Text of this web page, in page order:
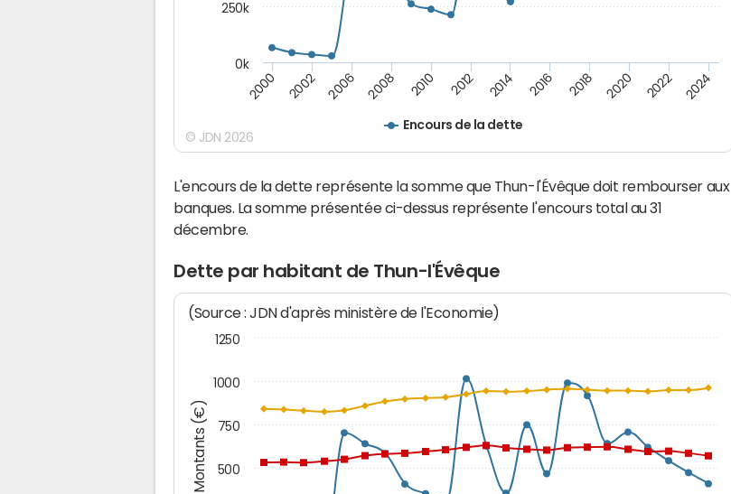
Encours de la dette
2000 2002 2006 2008 2010 2012 2014 2016 2018 2020 2022 2024
0k
250k
© JDN 2026
L'encours de la dette représente la somme que Thun-l'Évêque doit rembourser aux
banques. La somme présentée ci-dessus représente l'encours total au 31
décembre.
Dette par habitant de Thun-l'Évêque
Montants (€)
(Source : JDN d'après ministère de l'Economie)
500
750
1000
1250